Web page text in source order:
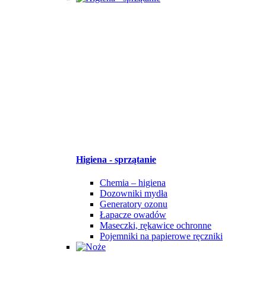
Higiena - sprzątanie
Chemia – higiena
Dozowniki mydła
Generatory ozonu
Łapacze owadów
Maseczki, rękawice ochronne
Pojemniki na papierowe ręczniki